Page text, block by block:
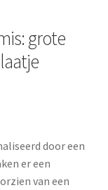
grote
door een
er een
van een